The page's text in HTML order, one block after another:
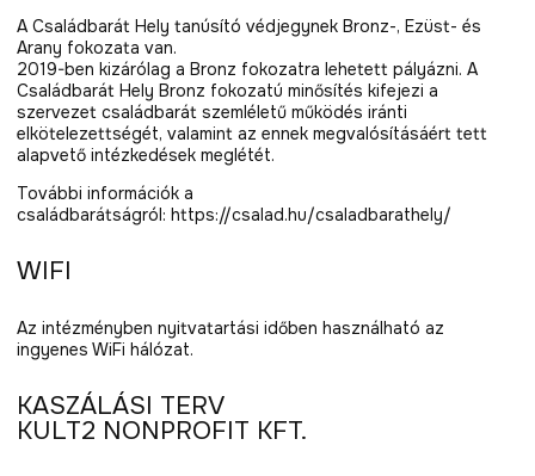
A Családbarát Hely tanúsító védjegynek Bronz-, Ezüst- és
Arany fokozata van.
2019-ben kizárólag a Bronz fokozatra lehetett pályázni. A
Családbarát Hely Bronz fokozatú minősítés kifejezi a
szervezet családbarát szemléletű működés iránti
elkötelezettségét, valamint az ennek megvalósításáért tett
alapvető intézkedések meglétét.
További információk a
családbarátságról: https://csalad.hu/csaladbarathely/
WIFI
Az intézményben nyitvatartási időben használható az
ingyenes WiFi hálózat.
KASZÁLÁSI TERV
KULT2 NONPROFIT KFT.